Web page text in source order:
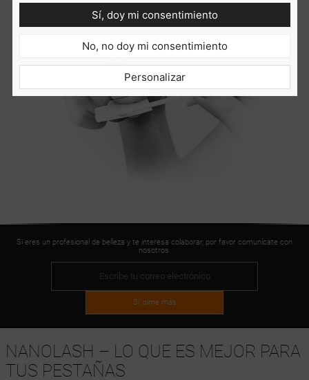
Si eres un profesional de belleza y te interesa colaborar, por favor comunícate con
nosotros.
Sí, dime más
NANOLASH – LO QUE ES MEJOR PARA
TUS PESTAÑAS
Sí, doy mi consentimiento
No, no doy mi consentimiento
Personalizar